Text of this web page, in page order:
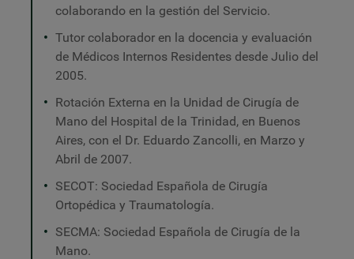
colaborando en la gestión del Servicio.
Tutor colaborador en la docencia y evaluación
de Médicos Internos Residentes desde Julio del
2005.
Rotación Externa en la Unidad de Cirugía de
Mano del Hospital de la Trinidad, en Buenos
Aires, con el Dr. Eduardo Zancolli, en Marzo y
Abril de 2007.
SECOT: Sociedad Española de Cirugía
Ortopédica y Traumatología.
SECMA: Sociedad Española de Cirugía de la
Mano.